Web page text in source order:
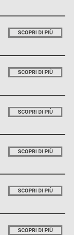
SCOPRI DI PIÙ
SCOPRI DI PIÙ
SCOPRI DI PIÙ
SCOPRI DI PIÙ
SCOPRI DI PIÙ
SCOPRI DI PIÙ